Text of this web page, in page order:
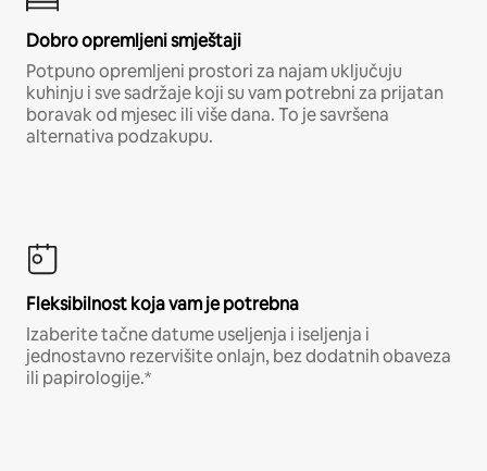
Dobro opremljeni smještaji
Potpuno opremljeni prostori za najam uključuju
kuhinju i sve sadržaje koji su vam potrebni za prijatan
boravak od mjesec ili više dana. To je savršena
alternativa podzakupu.
Fleksibilnost koja vam je potrebna
Izaberite tačne datume useljenja i iseljenja i
jednostavno rezervišite onlajn, bez dodatnih obaveza
ili papirologije.*